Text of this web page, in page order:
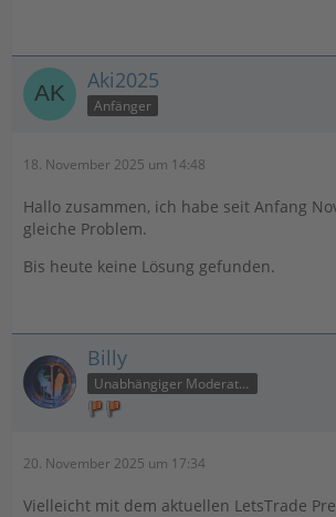
Aki2025
Anfänger
18. November 2025 um 14:48
Hallo zusammen, ich habe seit Anfang
gleiche Problem.
Bis heute keine Lösung gefunden.
Billy
Unabhängiger Moderator
20. November 2025 um 17:34
Vielleicht mit dem aktuellen LetsTrade